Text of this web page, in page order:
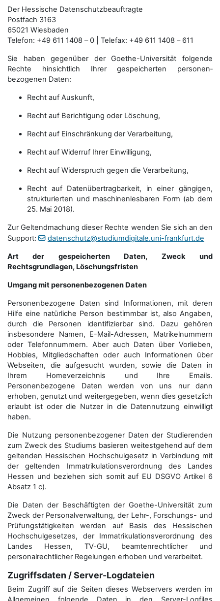
Der Hessische Datenschutzbeauftragte
Postfach 3163
65021 Wiesbaden
Telefon: +49 611 1408 – 0 | Telefax: +49 611 1408 – 611
Sie haben gegenüber der Goethe-Universität folgende
Rechte hinsichtlich Ihrer gespeicherten personen­
bezogenen Daten:
Recht auf Auskunft,
Recht auf Berichtigung oder Löschung,
Recht auf Einschränkung der Verarbeitung,
Recht auf Widerruf Ihrer Einwilligung,
Recht auf Widerspruch gegen die Verarbeitung,
Recht auf Datenübertragbarkeit, in einer gängigen,
strukturierten und maschinenlesbaren Form (ab dem
25. Mai 2018).
Zur Geltendmachung dieser Rechte wenden Sie sich an den
Support:
datenschutz@studiumdigitale.uni-frankfurt.de
Art der gespeicherten Daten, Zweck und
Rechtsgrundlagen, Löschungsfristen
Umgang mit personenbezogenen Daten
Personenbezogene Daten sind Informationen, mit deren
Hilfe eine natürliche Person bestimmbar ist, also Angaben,
durch die Personen identifizierbar sind. Dazu gehören
insbesondere Namen, E-Mail-Adressen, Matrikelnummern
oder Telefonnummern. Aber auch Daten über Vorlieben,
Hobbies, Mitgliedschaften oder auch Informationen über
Webseiten, die aufgesucht wurden, sowie die Daten in
Ihrem Homeverzeichnis und Ihre Emails.
Personenbezogene Daten werden von uns nur dann
erhoben, genutzt und weitergegeben, wenn dies gesetzlich
erlaubt ist oder die Nutzer in die Datennutzung einwilligt
haben.
Die Nutzung personenbezogener Daten der Studierenden
zum Zweck des Studiums basieren weitestgehend auf dem
geltenden Hessischen Hochschulgesetz in Verbindung mit
der geltenden Immatrikulationsverordnung des Landes
Hessen und beziehen sich somit auf EU DSGVO Artikel 6
Absatz 1 c).
Die Daten der Beschäftigten der Goethe-Universität zum
Zweck der Personal­verwaltung, der Lehr-, Forschungs- und
Prüfungstätigkeiten werden auf Basis des Hessischen
Hochschulgesetzes, der Immatrikulations­verordnung des
Landes Hessen, TV-GU, beamtenrechtlicher und
personalrechtlicher Regelungen erhoben und verarbeitet.
Zugriffsdaten / Server-Logdateien
Beim Zugriff auf die Seiten dieses Webservers werden im